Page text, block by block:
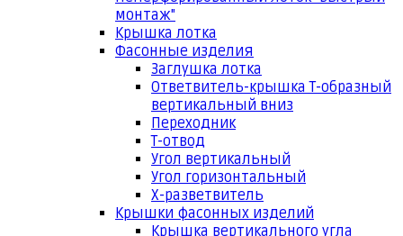
монтаж"
Крышка лотка
Фасонные изделия
Заглушка лотка
Ответвитель-крышка Т-образный
вертикальный вниз
Переходник
Т-отвод
Угол вертикальный
Угол горизонтальный
Х-разветвитель
Крышки фасонных изделий
Крышка вертикального угла